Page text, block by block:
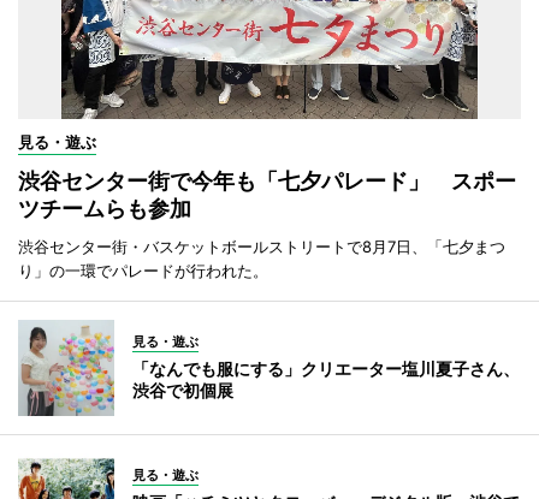
見る・遊ぶ
渋谷センター街で今年も「七夕パレード」 スポー
ツチームらも参加
渋谷センター街・バスケットボールストリートで8月7日、「七夕まつ
り」の一環でパレードが行われた。
見る・遊ぶ
「なんでも服にする」クリエーター塩川夏子さん、
渋谷で初個展
見る・遊ぶ